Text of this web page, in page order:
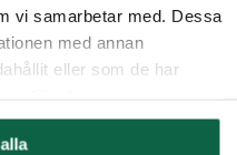
vi samarbetar med. Dessa
med annan
eller som de har